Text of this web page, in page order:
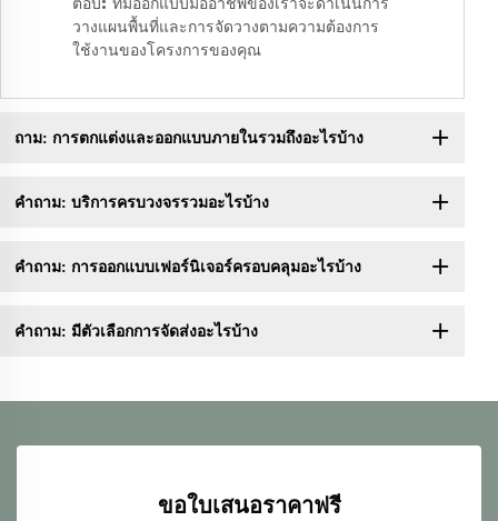
วางแผนพื้นที่และการจัดวางตามความต้องการ
ใช้งานของโครงการของคุณ
ถาม: การตกแต่งและออกแบบภายในรวมถึงอะไรบ้าง
คำถาม: บริการครบวงจรรวมอะไรบ้าง
คำถาม: การออกแบบเฟอร์นิเจอร์ครอบคลุมอะไรบ้าง
คำถาม: มีตัวเลือกการจัดส่งอะไรบ้าง
ขอใบเสนอราคาฟรี